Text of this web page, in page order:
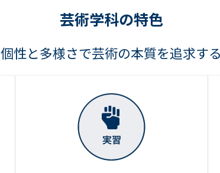
芸術学科の特色
個性と多様さで芸術の本質を追求す